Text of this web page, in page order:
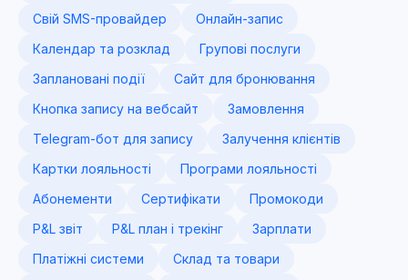
Свій SMS-провайдер
Онлайн-запис
Календар та розклад
Групові послуги
Заплановані події
Сайт для бронювання
Кнопка запису на вебсайт
Замовлення
Telegram-бот для запису
Залучення клієнтів
Картки лояльності
Програми лояльності
Абонементи
Сертифікати
Промокоди
P&L звіт
P&L план і трекінг
Зарплати
Платіжні системи
Склад та товари